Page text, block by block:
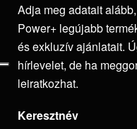
Adja meg adatait
Power+ legújabb
és exkluzív ajánlatait.
hírlevelet, de ha
leiratkozhat.
Keresztnév